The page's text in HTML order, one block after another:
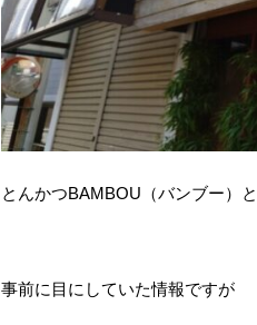
とんかつBAMBOU（バンブー）
事前に目にしていた情報ですが